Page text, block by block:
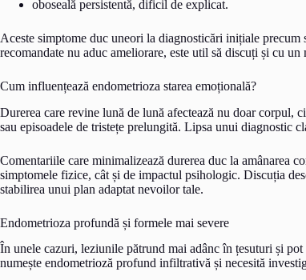
oboseală persistentă, dificil de explicat.
Aceste simptome duc uneori la diagnosticări inițiale
recomandate nu aduc ameliorare, este util să discuți și cu un
Cum influențează endometrioza starea emoțională?
Durerea care revine lună de lună afectează nu doar
sau episoadele de tristețe prelungită. Lipsa unui diagnostic
Comentariile care minimalizează durerea duc la amânarea
simptomele fizice, cât și de impactul psihologic. Discuția
stabilirea unui plan adaptat nevoilor tale.
Endometrioza profundă și formele mai severe
În unele cazuri, leziunile pătrund mai adânc în țesuturi și
numește endometrioză profund infiltrativă și necesită